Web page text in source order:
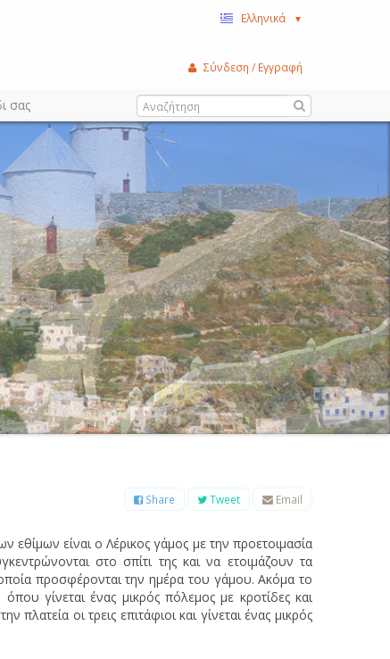
Ελληνικά ▼
σας
Σύνδεση / Εγγραφή
Share Tweet Email
εθίμων είναι ο Λέρικος γάμος με την προετοιμασία
στο σπίτι της και να ετοιμάζουν τα
προσφέρονται την ημέρα του γάμου. Ακόμα το
γίνεται ένας μικρός πόλεμος με κροτίδες και
οι τρεις επιτάφιοι και γίνεται ένας μικρός